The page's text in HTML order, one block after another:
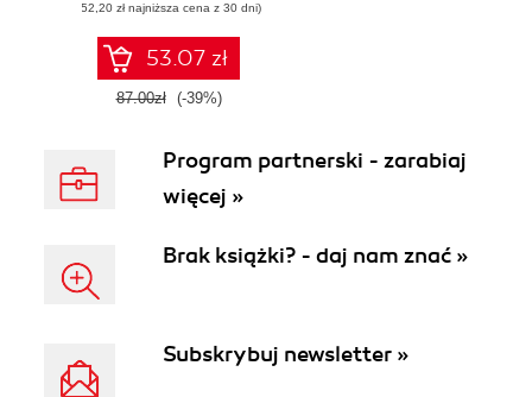
szacowania
ryzyka. Wydanie II
(52,20 zł najniższa cena z 30 dni)
53.07 zł
87.00zł (-39%)
Program partnerski - zarabiaj
więcej »
Brak książki? - daj nam znać »
Subskrybuj newsletter »